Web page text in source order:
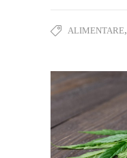
ALIMENTARE,